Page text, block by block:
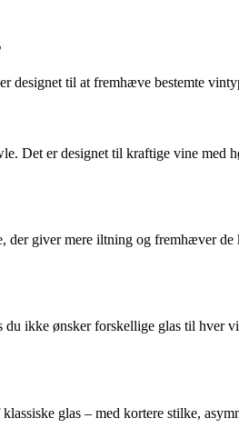
designet til at fremhæve bestemte
Det er designet til kraftige vine
der giver mere iltning og fremhæver
ikke ønsker forskellige glas til hver
glas – med kortere stilke,